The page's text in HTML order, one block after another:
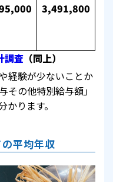
3,491,800
調査 （同上）
経験が少ないことか
その他特別給与額」
ります。
平均年収